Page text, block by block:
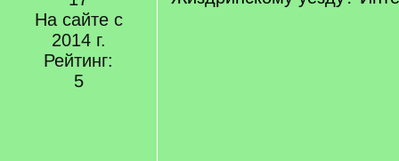
На сайте с
2014 г.
Рейтинг:
5